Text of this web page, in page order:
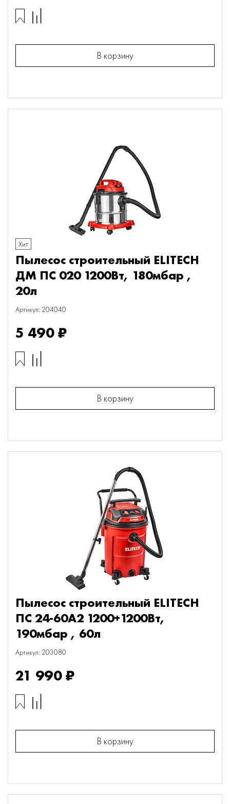
В корзину
Хит
Пылесос строительный ELITECH
ДМ ПС 020 1200Вт, 180мбар ,
20л
Артикул: 204040
5 490 ₽
В корзину
Пылесос строительный ELITECH
ПС 24-60А2 1200+1200Вт,
190мбар , 60л
Артикул: 203080
21 990 ₽
В корзину